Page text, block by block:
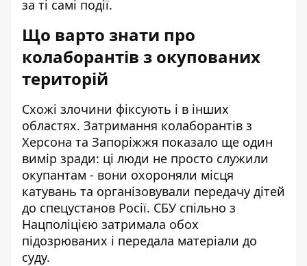
за ті самі події.
Що варто знати про
колаборантів з окупованих
територій
Схожі злочини фіксують і в інших
областях. Затримання колаборантів з
Херсона та Запоріжжя показало ще один
вимір зради: ці люди не просто служили
окупантам - вони охороняли місця
катувань та організовували передачу дітей
до спецустанов Росії. СБУ спільно з
Нацполіцією затримала обох
підозрюваних і передала матеріали до
суду.